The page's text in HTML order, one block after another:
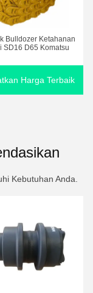
Bulldozer Ketahanan
SD16 D65 Komatsu
Harga Terbaik
Kebutuhan Anda.